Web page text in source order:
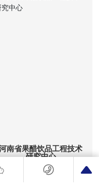
南省果醋饮品工程技术
研究中心